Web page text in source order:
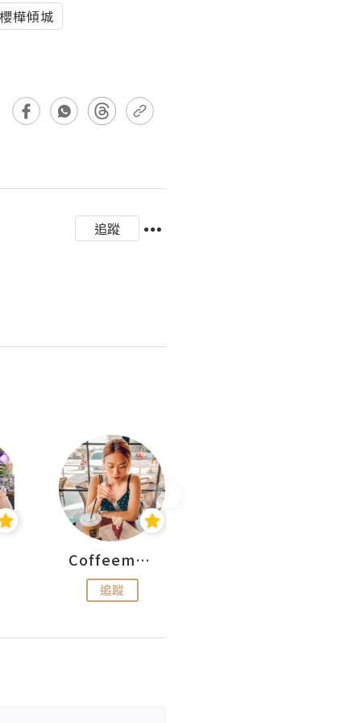
櫻樺傾城
追蹤
Coffeemeetjojo
追蹤